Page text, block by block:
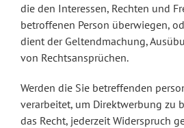
die den Interessen, Rechten und
betroffenen Person überwiegen,
dient der Geltendmachung,
von Rechtsansprüchen.
Werden die Sie betreffenden
verarbeitet, um Direktwerbung zu
das Recht, jederzeit Widerspruch